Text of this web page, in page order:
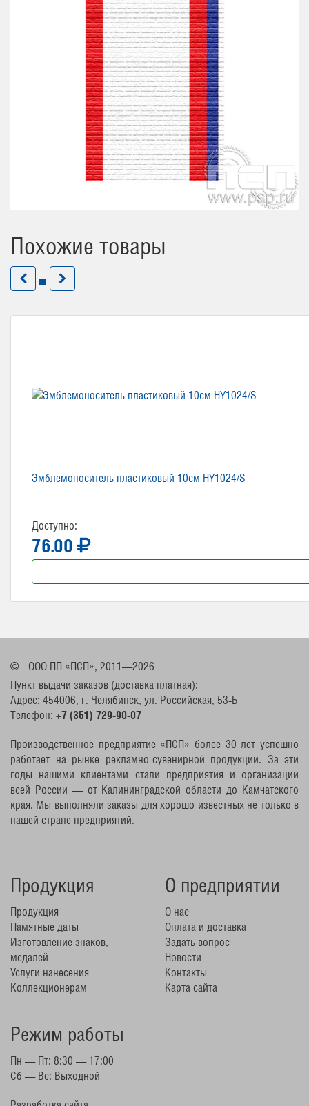
Похожие товары
Эмблемоноситель пластиковый 10см HY1024/S
Доступно:
76.00
©
ООО ПП «ПСП», 2011—2026
Пункт выдачи заказов (доставка платная):
Адрес: 454006, г. Челябинск, ул. Российская, 53-Б
Телефон: +7 (351) 729-90-07
Производственное предприятие «ПСП» более 30 лет успешно
работает на рынке рекламно-сувенирной продукции. За эти
годы нашими клиентами стали предприятия и организации
всей России — от Калининградской области до Камчатского
края. Мы выполняли заказы для хорошо известных не только в
нашей стране предприятий.
Продукция
Продукция
Памятные даты
Изготовление знаков,
медалей
Услуги нанесения
Коллекционерам
О предприятии
О нас
Оплата и доставка
Задать вопрос
Новости
Контакты
Карта сайта
Режим работы
Пн — Пт: 8:30 — 17:00
Сб — Вс: Выходной